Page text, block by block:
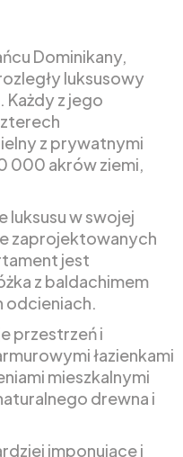
Dominikany,
luksusowy
Każdy z jego
z prywatnymi
000 akrów ziemi,
luksusu w swojej
zaprojektowanych
jest
z baldachimem
odcieniach.
przestrzeń i
łazienkami
mieszkalnymi
drewna i
imponujące i